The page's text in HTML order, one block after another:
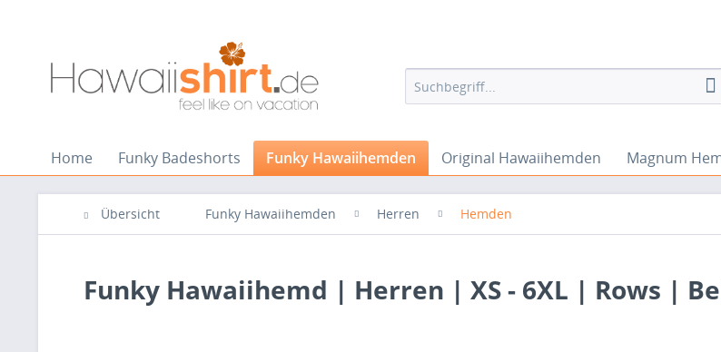
Home Funky Badeshorts Funky Hawaiihemden Original Hawaiihemden Magnum
Übersicht Funky Hawaiihemden Herren Hemden
Funky Hawaiihemd | Herren | XS - 6XL | Rows |